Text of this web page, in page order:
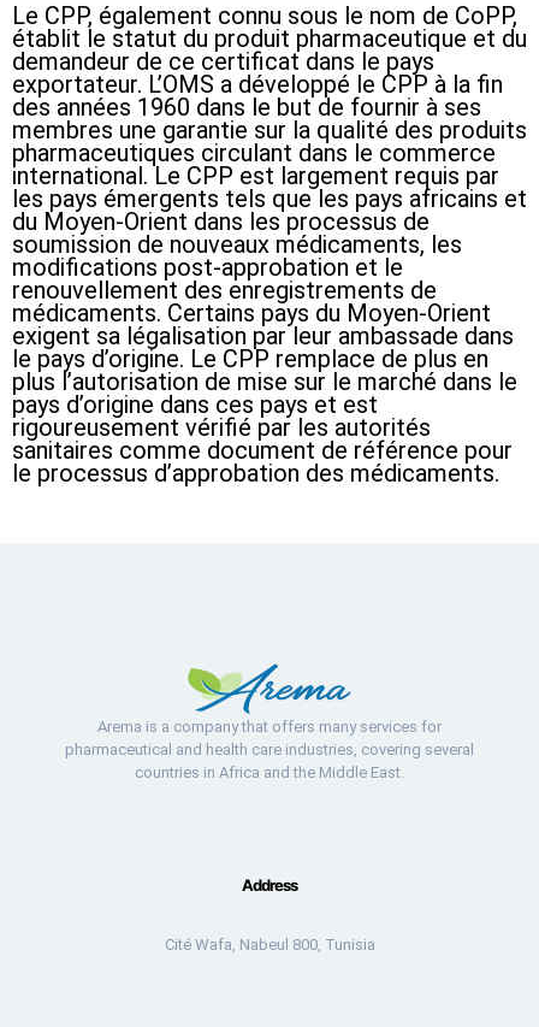
Le CPP, également connu sous le nom de CoPP,
établit le statut du produit pharmaceutique et du
demandeur de ce certificat dans le pays
exportateur. L’OMS a développé le CPP à la fin
des années 1960 dans le but de fournir à ses
membres une garantie sur la qualité des produits
pharmaceutiques circulant dans le commerce
international. Le CPP est largement requis par
les pays émergents tels que les pays africains et
du Moyen-Orient dans les processus de
soumission de nouveaux médicaments, les
modifications post-approbation et le
renouvellement des enregistrements de
médicaments. Certains pays du Moyen-Orient
exigent sa légalisation par leur ambassade dans
le pays d’origine. Le CPP remplace de plus en
plus l’autorisation de mise sur le marché dans le
pays d’origine dans ces pays et est
rigoureusement vérifié par les autorités
sanitaires comme document de référence pour
le processus d’approbation des médicaments.
Arema is a company that offers many services for
pharmaceutical and health care industries, covering several
countries in Africa and the Middle East.
Address
Cité Wafa, Nabeul 800, Tunisia